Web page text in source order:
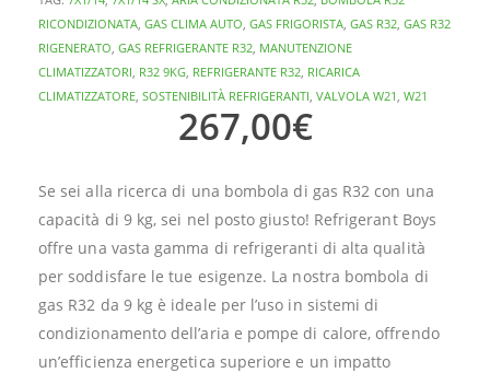
RICONDIZIONATA GAS CLIMA AUTO GAS FRIGORISTA GAS R32 GAS R32
RIGENERATO GAS REFRIGERANTE R32 MANUTENZIONE
CLIMATIZZATORI R32 9KG REFRIGERANTE R32 RICARICA
CLIMATIZZATORE SOSTENIBILITÀ REFRIGERANTI VALVOLA W21 W21
267,00€
Se sei alla ricerca di una bombola di gas R32 con una
capacità di 9 kg, sei nel posto giusto! Refrigerant Boys
offre una vasta gamma di refrigeranti di alta qualità
per soddisfare le tue esigenze. La nostra bombola di
gas R32 da 9 kg è ideale per l’uso in sistemi di
condizionamento dell’aria e pompe di calore, offrendo
un’efficienza energetica superiore e un impatto